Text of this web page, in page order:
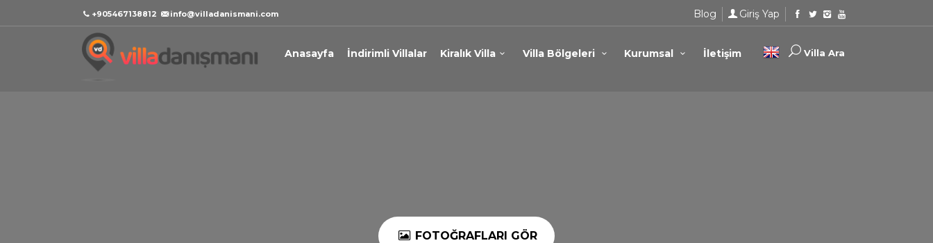
+905467138812 info@villadanismani.com Blog Giriş Yap
Anasayfa İndirimli Villalar Kiralık Villa Villa Bölgeleri Kurumsal İletişim Villa Ara
FOTOĞRAFLARI GÖR